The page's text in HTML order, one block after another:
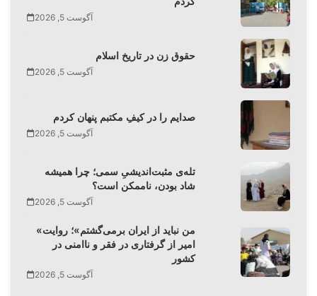
آگوست 5, 2026
حقوق زن در تاریخ اسلام
آگوست 5, 2026
صدایم را در کیفِ مکتبم پنهان کردم
آگوست 5, 2026
تله‌‌ی مثبت‌اندیشیِ سمی؛ چرا همیشه
شاد بودن، ناممکن است؟
آگوست 5, 2026
«من نباید از ایران برمی‌گشتم»؛ روایت
امیر از گرفتاری در فقر و ناامنی در
کشور
آگوست 5, 2026